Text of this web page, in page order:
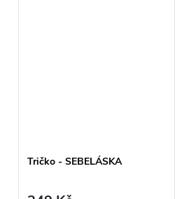
Tričko - SEBELÁSKA